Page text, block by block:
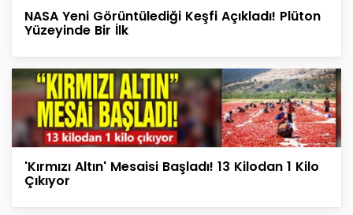
NASA Yeni Görüntülediği Keşfi Açıkladı! Plüton
Yüzeyinde Bir İlk
'Kırmızı Altın' Mesaisi Başladı! 13 Kilodan 1 Kilo
Çıkıyor